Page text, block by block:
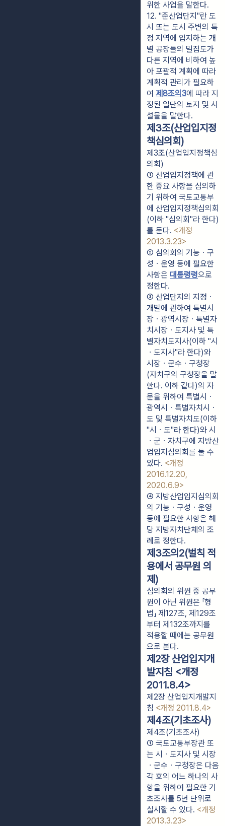
위한 사업을 말한다.
12. "준산업단지"란 도
시 또는 도시 주변의 특
정 지역에 입지하는 개
별 공장들의 밀집도가
다른 지역에 비하여 높
아 포괄적 계획에 따라
계획적 관리가 필요하
여 제8조의3에 따라 지
정된 일단의 토지 및 시
설물을 말한다.
제3조(산업입지정
책심의회)
제3조(산업입지정책심
의회)
① 산업입지정책에 관
한 중요 사항을 심의하
기 위하여 국토교통부
에 산업입지정책심의회
(이하 "심의회"라 한다)
를 둔다. <개정
2013.3.23>
② 심의회의 기능ㆍ구
성ㆍ운영 등에 필요한
사항은 대통령령으로
정한다.
③ 산업단지의 지정ㆍ
개발에 관하여 특별시
장ㆍ광역시장ㆍ특별자
치시장ㆍ도지사 및 특
별자치도지사(이하 "시
ㆍ도지사"라 한다)와
시장ㆍ군수ㆍ구청장
(자치구의 구청장을 말
한다. 이하 같다)의 자
문을 위하여 특별시ㆍ
광역시ㆍ특별자치시ㆍ
도 및 특별자치도(이하
"시ㆍ도"라 한다)와 시
ㆍ군ㆍ자치구에 지방산
업입지심의회를 둘 수
있다. <개정
2016.12.20,
2020.6.9>
④ 지방산업입지심의회
의 기능ㆍ구성ㆍ운영
등에 필요한 사항은 해
당 지방자치단체의 조
례로 정한다.
제3조의2(벌칙 적
용에서 공무원 의
제)
심의회의 위원 중 공무
원이 아닌 위원은 「형
법」 제127조, 제129조
부터 제132조까지를
적용할 때에는 공무원
으로 본다.
제2장 산업입지개
발지침 <개정
2011.8.4>
제2장 산업입지개발지
침 <개정 2011.8.4>
제4조(기초조사)
제4조(기초조사)
① 국토교통부장관 또
는 시ㆍ도지사 및 시장
ㆍ군수ㆍ구청장은 다음
각 호의 어느 하나의 사
항을 위하여 필요한 기
초조사를 5년 단위로
실시할 수 있다. <개정
2013.3.23>